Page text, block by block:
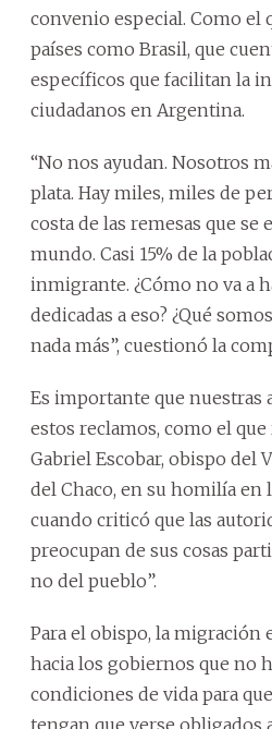
convenio especial. Como el
países como Brasil, que
específicos que facilitan la
ciudadanos en Argentina.
“No nos ayudan. Nosotros
plata. Hay miles, miles de
costa de las remesas que se
mundo. Casi 15% de la
inmigrante. ¿Cómo no va a
dedicadas a eso? ¿Qué
nada más”, cuestionó la
Es importante que nuestras
estos reclamos, como el
Gabriel Escobar, obispo del
del Chaco, en su homilía en
cuando criticó que las
preocupan de sus cosas
no del pueblo”.
Para el obispo, la migración
hacia los gobiernos que no
condiciones de vida para
tengan que verse obligados